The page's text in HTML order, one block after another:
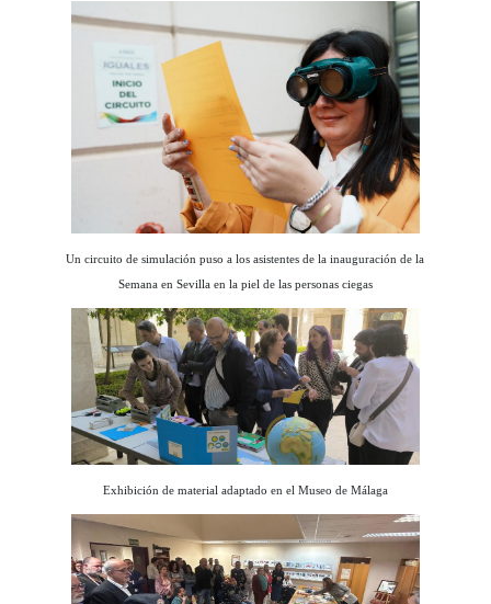
Un circuito de simulación puso a los asistentes de la inauguración de la
Semana en Sevilla en la piel de las personas ciegas
Exhibición de material adaptado en el Museo de Málaga